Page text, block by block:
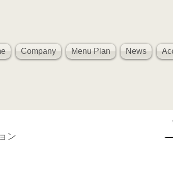
Company Menu Plan News
ン